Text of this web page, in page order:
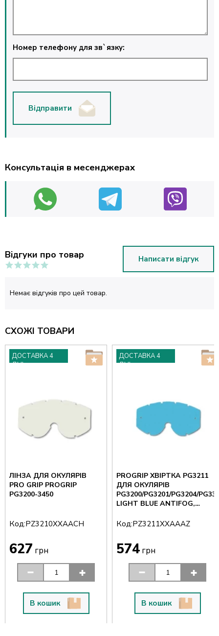
Номер телефону для зв`язку:
Відправити
Консультація в месенджерах
Відгуки про товар Написати відгук
Немає відгуків про цей товар.
СХОЖІ ТОВАРИ
ДОСТАВКА 4
ДНІ
ЛІНЗА ДЛЯ ОКУЛЯРІВ
PRO GRIP PROGRIP
PG3200-3450
Код:PZ3210XXAACH
627 грн
В кошик
ДОСТАВКА 4
ДНІ
PROGRIP ХВІРТКА PG3211
ДЛЯ ОКУЛЯРІВ
PG3200/PG3201/PG3204/
LIGHT BLUE ANTIFOG,
MM (PG3211) (3211-118)
Код:PZ3211XXAAAZ
574 грн
В кошик